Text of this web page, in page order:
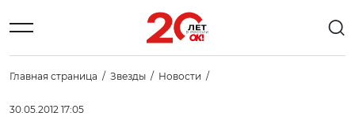
Главная страница Звезды Новости
30.05.2012 17:05